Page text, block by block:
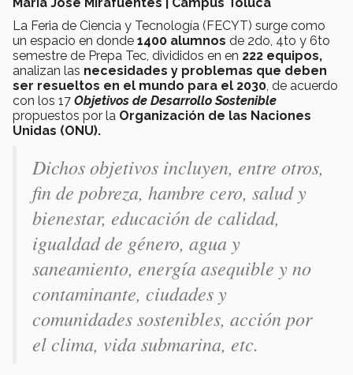
La Feria de Ciencia y Tecnología (FECYT) surge como
un espacio en donde 1400 alumnos de 2do, 4to y 6to
semestre de Prepa Tec, divididos en en 222 equipos,
analizan las necesidades y problemas que deben
ser resueltos en el mundo para el 2030 , de acuerdo
con los 17 Objetivos de Desarrollo Sostenible
propuestos por la Organización de las Naciones
Unidas (ONU).
Dichos objetivos incluyen, entre otros,
fin de pobreza, hambre cero, salud y
bienestar, educación de calidad,
igualdad de género, agua y
saneamiento, energía asequible y no
contaminante, ciudades y
comunidades sostenibles, acción por
el clima, vida submarina, etc.